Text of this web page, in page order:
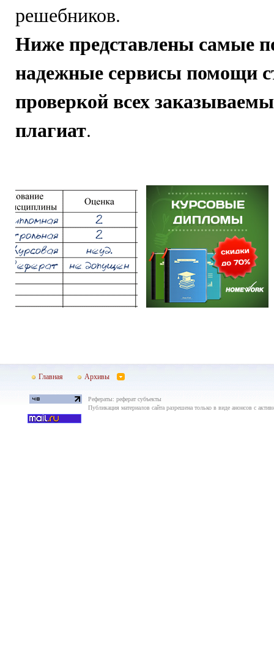
решебников.
Ниже представлены самые
надежные сервисы помощи
проверкой всех
плагиат.
Главная Архивы
Рефераты: реферат субъекты
Публикация материалов сайта разрешена только в виде анонсов с